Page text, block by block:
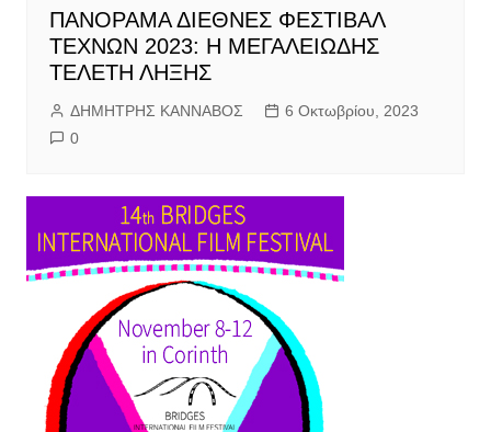
ΠΑΝΟΡΑΜΑ ΔΙΕΘΝΕΣ ΦΕΣΤΙΒΑΛ
ΤΕΧΝΩΝ 2023: Η ΜΕΓΑΛΕΙΩΔΗΣ
ΤΕΛΕΤΗ ΛΗΞΗΣ
ΔΗΜΗΤΡΗΣ ΚΑΝΝΑΒΟΣ
6 Οκτωβρίου, 2023
0